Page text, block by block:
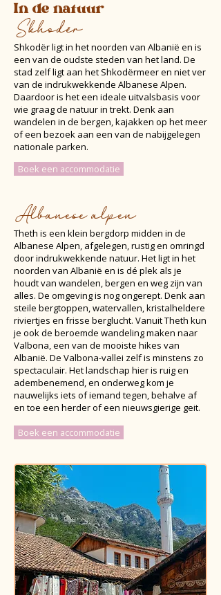
In de natuur
Skhodër
Shkodër ligt in het noorden van Albanië en is
een van de oudste steden van het land. De
stad zelf ligt aan het Shkodërmeer en niet ver
van de indrukwekkende Albanese Alpen.
Daardoor is het een ideale uitvalsbasis voor
wie graag de natuur in trekt. Denk aan
wandelen in de bergen, kajakken op het meer
of een bezoek aan een van de nabijgelegen
nationale parken.
Boek een accommodatie
Albanese alpen
Theth is een klein bergdorp midden in de
Albanese Alpen, afgelegen, rustig en omringd
door indrukwekkende natuur. Het ligt in het
noorden van Albanië en is dé plek als je
houdt van wandelen, bergen en weg zijn van
alles. De omgeving is nog ongerept. Denk aan
steile bergtoppen, watervallen, kristalheldere
riviertjes en frisse berglucht. Vanuit Theth kun
je ook de beroemde wandeling maken naar
Valbona, een van de mooiste hikes van
Albanië. De Valbona-vallei zelf is minstens zo
spectaculair. Het landschap hier is ruig en
adembenemend, en onderweg kom je
nauwelijks iets of iemand tegen, behalve af
en toe een herder of een nieuwsgierige geit.
Boek een accommodatie